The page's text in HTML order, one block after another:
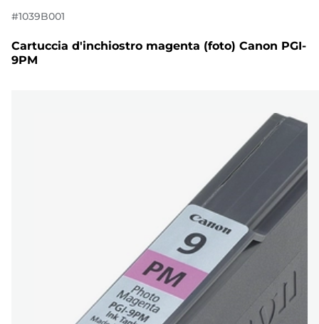
#1039B001
Cartuccia d'inchiostro magenta (foto) Canon PGI-
9PM